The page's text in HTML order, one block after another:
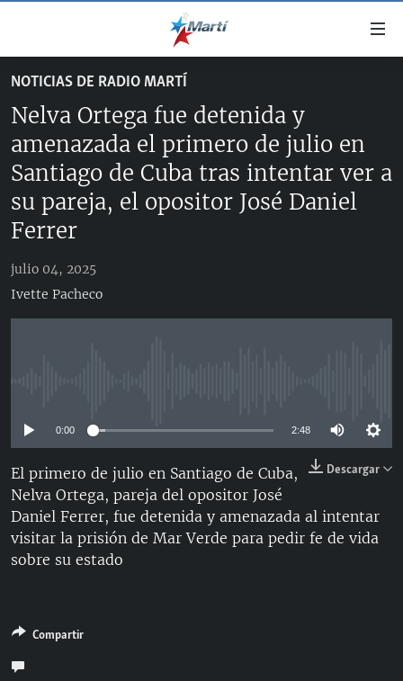
accesibilidad
contenido
principal
principal
CUBA
DERECHOS HUMANOS
#11JCUBA, 5 AÑOS DESPUÉS
SOBRE CUBA
ESTADOS UNIDOS
ESTADOS UNIDOS
AMÉRICA 250
AMÉRICA LATINA
INMIGRACIÓN
DEPORTES
ARTE Y ENTRETENIMIENTO
ESPECIALES
ESPECIALES
LA REALIDAD DE LA VIVIENDA EN CUBA
SER VIEJO EN CUBA
DESINFORMACIÓN RUSA EN AMÉRICA LATINA
MULTIMEDIA
EDITORIALES
SÍGUENOS
NOTICIAS DE RADIO MARTÍ
Nelva Ortega fue detenida y
amenazada el primero de julio en
Santiago de Cuba tras intentar ver a
su pareja, el opositor José Daniel
Ferrer
julio 04, 2025
Ivette Pacheco
0:00 2:48
Descargar
El primero de julio en Santiago de Cuba,
Nelva Ortega, pareja del opositor José
Daniel Ferrer, fue detenida y amenazada al intentar
visitar la prisión de Mar Verde para pedir fe de vida
sobre su estado
Compartir